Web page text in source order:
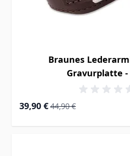
Braunes
Gravurplatte -
Special Price
39,90 € Regular Price
44,90 €